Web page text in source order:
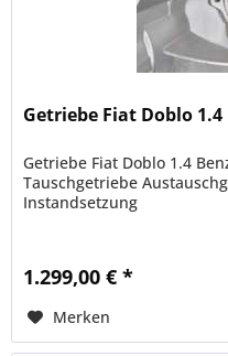
Getriebe Fiat Doblo 1.4
Getriebe Fiat Doblo 1.4
Tauschgetriebe
Instandsetzung
1.299,00 € *
Merken